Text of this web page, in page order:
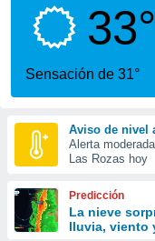
que se
calidad.
a este
las
y
forma
digital
basada
33°
Sensación de 31°
Aviso de nivel
Alerta
Las Rozas hoy
Predicción
La nieve
lluvia, viento